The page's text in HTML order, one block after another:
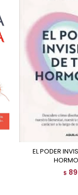
EL PODER INVISIBLE DE TUS
$